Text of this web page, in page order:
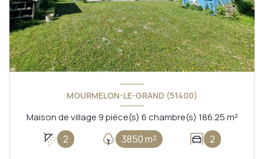
MOURMELON-LE-GRAND (51400)
Maison de village 9 pièce(s) 6 chambre(s) 186.25 m²
2 3850 m² 2